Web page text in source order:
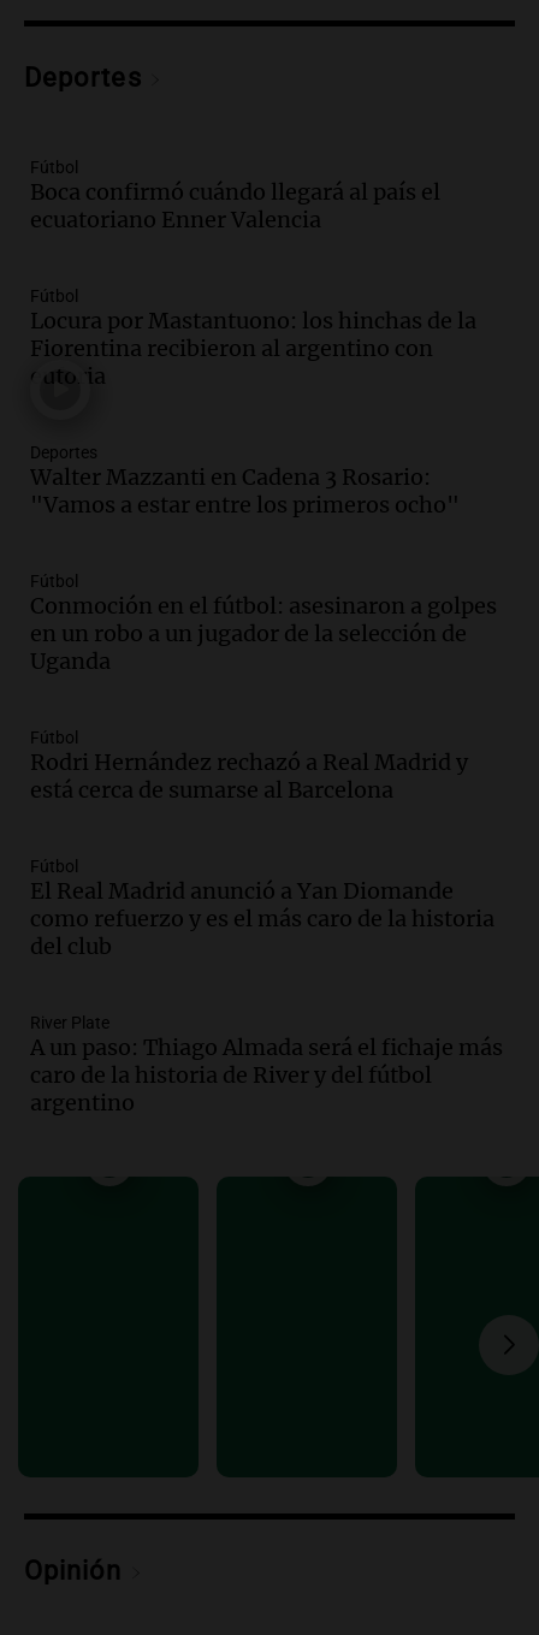
custodia en Salta
Episodios
Editorial
Episodios
niños con cáncer reciban regalos por el
día del niño.
La Argentina Posible
Episodios
bandera de la universidad
La Argentina Posible
Episodios
una mejora económica, pero modera
sus expectativas
Ahora país
Episodios
primeros ocho"
Deportes Rosario
Episodios
con nuevas declaraciones de testigos
sobre el accidente
Panorama Federal
Episodios
del incendio forestal en Villa Yacanto
Ahora país
Episodios
detuvieron a su esposo
temporal de nieve en la alta montaña
Episodios
Deportes
Fútbol
Boca confirmó cuándo llegará al país el
ecuatoriano Enner Valencia
Fútbol
Locura por Mastantuono: los hinchas de la
Fiorentina recibieron al argentino con
euforia
Deportes
Walter Mazzanti en Cadena 3 Rosario:
"Vamos a estar entre los primeros ocho"
Fútbol
Conmoción en el fútbol: asesinaron a golpes
en un robo a un jugador de la selección de
Uganda
Fútbol
Rodri Hernández rechazó a Real Madrid y
está cerca de sumarse al Barcelona
Fútbol
El Real Madrid anunció a Yan Diomande
como refuerzo y es el más caro de la historia
del club
River Plate
A un paso: Thiago Almada será el fichaje más
caro de la historia de River y del fútbol
argentino
Opinión